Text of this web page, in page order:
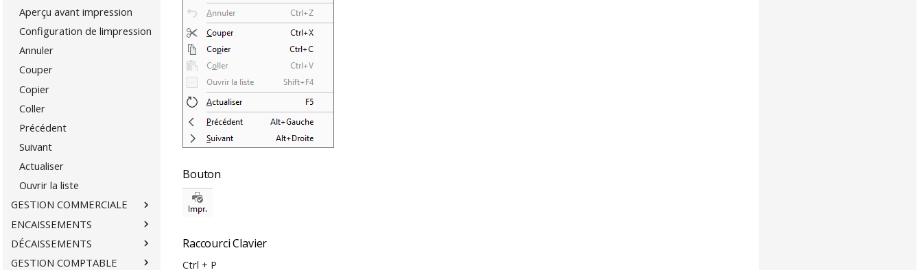
Aperçu avant impression
Configuration de limpression
Annuler
Couper
Copier
Coller
Précédent
Suivant
Actualiser
Ouvrir la liste
GESTION COMMERCIALE
ENCAISSEMENTS
DÉCAISSEMENTS
GESTION COMPTABLE
Bouton
Raccourci Clavier
Ctrl + P